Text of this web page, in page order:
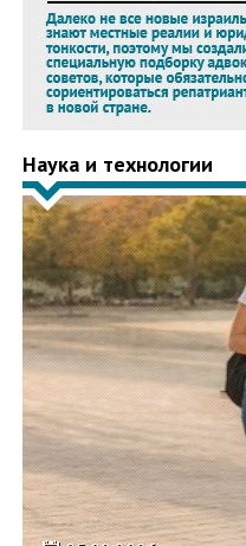
Наука и технологии